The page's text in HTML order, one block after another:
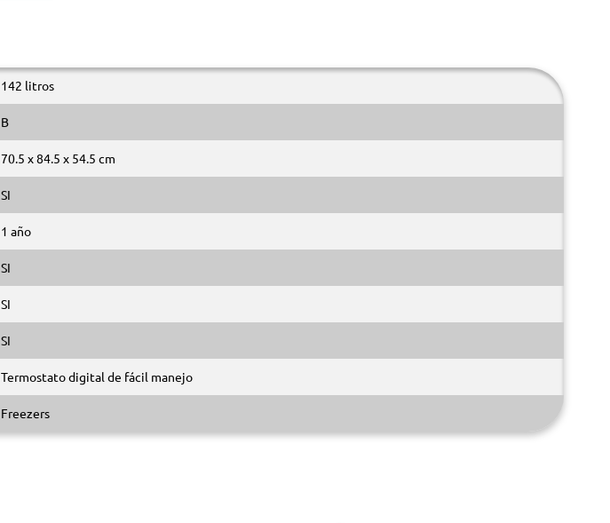
142 litros
B
70.5 x 84.5 x 54.5 cm
SI
1 año
SI
SI
SI
Termostato digital de fácil manejo
Freezers